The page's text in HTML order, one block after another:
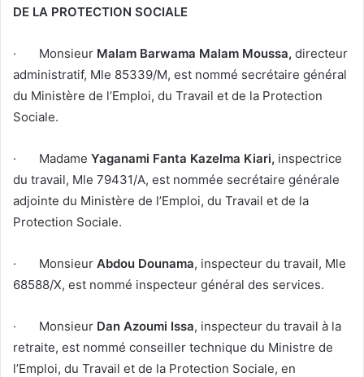
DE LA PROTECTION SOCIALE
· Monsieur Malam Barwama Malam Moussa, directeur
administratif, Mle 85339/M, est nommé secrétaire général
du Ministère de l’Emploi, du Travail et de la Protection
Sociale.
· Madame Yaganami Fanta Kazelma Kiari, inspectrice
du travail, Mle 79431/A, est nommée secrétaire générale
adjointe du Ministère de l’Emploi, du Travail et de la
Protection Sociale.
· Monsieur Abdou Dounama, inspecteur du travail, Mle
68588/X, est nommé inspecteur général des services.
· Monsieur Dan Azoumi Issa, inspecteur du travail à la
retraite, est nommé conseiller technique du Ministre de
l’Emploi, du Travail et de la Protection Sociale, en